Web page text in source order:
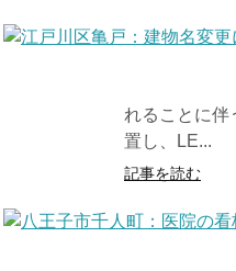
れることに伴
置し、LE...
記事を読む